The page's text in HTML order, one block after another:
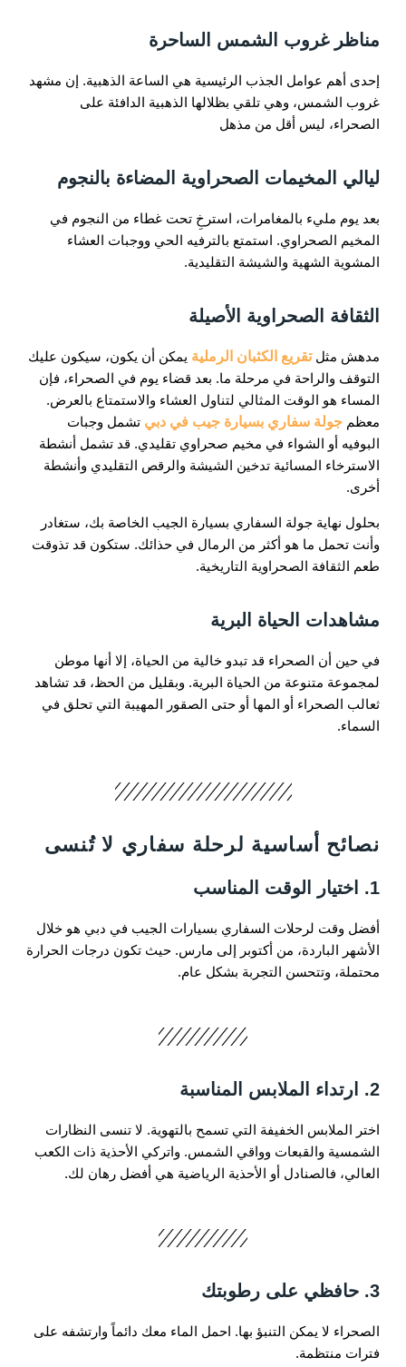
مناظر غروب الشمس الساحرة
إحدى أهم عوامل الجذب الرئيسية هي الساعة الذهبية. إن مشهد
غروب الشمس، وهي تلقي بظلالها الذهبية الدافئة على
الصحراء، ليس أقل من مذهل
ليالي المخيمات الصحراوية المضاءة بالنجوم
بعد يوم مليء بالمغامرات، استرخِ تحت غطاء من النجوم في
المخيم الصحراوي. استمتع بالترفيه الحي ووجبات العشاء
المشوية الشهية والشيشة التقليدية.
الثقافة الصحراوية الأصيلة
مدهش مثلتقريع الكثبان الرملية يمكن أن يكون، سيكون عليك
التوقف والراحة في مرحلة ما. بعد قضاء يوم في الصحراء، فإن
المساء هو الوقت المثالي لتناول العشاء والاستمتاع بالعرض.
معظم جولة سفاري بسيارة جيب في دبي تشمل وجبات
البوفيه أو الشواء في مخيم صحراوي تقليدي. قد تشمل أنشطة
الاسترخاء المسائية تدخين الشيشة والرقص التقليدي وأنشطة
أخرى.
بحلول نهاية جولة السفاري بسيارة الجيب الخاصة بك، ستغادر
وأنت تحمل ما هو أكثر من الرمال في حذائك. ستكون قد تذوقت
طعم الثقافة الصحراوية التاريخية.
مشاهدات الحياة البرية
في حين أن الصحراء قد تبدو خالية من الحياة، إلا أنها موطن
لمجموعة متنوعة من الحياة البرية. وبقليل من الحظ، قد تشاهد
ثعالب الصحراء أو المها أو حتى الصقور المهيبة التي تحلق في
السماء.
نصائح أساسية لرحلة سفاري لا تُنسى
1. اختيار الوقت المناسب
أفضل وقت لرحلات السفاري بسيارات الجيب في دبي هو خلال
الأشهر الباردة، من أكتوبر إلى مارس. حيث تكون درجات الحرارة
محتملة، وتتحسن التجربة بشكل عام.
2. ارتداء الملابس المناسبة
اختر الملابس الخفيفة التي تسمح بالتهوية. لا تنسى النظارات
الشمسية والقبعات وواقي الشمس. واتركي الأحذية ذات الكعب
العالي، فالصنادل أو الأحذية الرياضية هي أفضل رهان لك.
3. حافظي على رطوبتك
الصحراء لا يمكن التنبؤ بها. احمل الماء معك دائماً وارتشفه على
فترات منتظمة.